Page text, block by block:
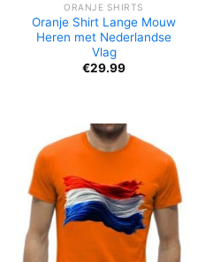
ORANJE SHIRTS
Oranje Shirt Lange Mouw
Heren met Nederlandse
Vlag
€29.99